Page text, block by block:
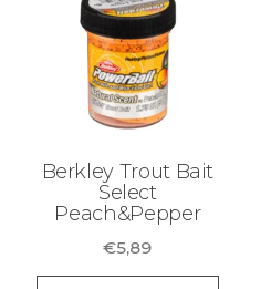
Berkley Trout Bait
Select
Peach&Pepper
€5,89